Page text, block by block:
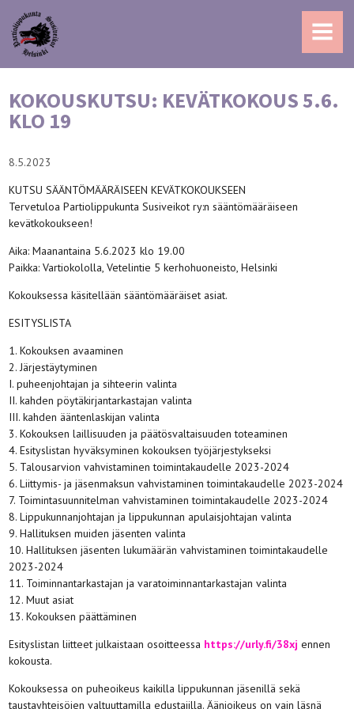
MENU
KOKOUSKUTSU: KEVÄTKOKOUS 5.6.
KLO 19
8.5.2023
KUTSU SÄÄNTÖMÄÄRÄISEEN KEVÄTKOKOUKSEEN
Tervetuloa Partiolippukunta Susiveikot ry:n sääntömääräiseen
kevätkokoukseen!
Aika: Maanantaina 5.6.2023 klo 19.00
Paikka: Vartiokololla, Vetelintie 5 kerhohuoneisto, Helsinki
Kokouksessa käsitellään sääntömääräiset asiat.
ESITYSLISTA
1. Kokouksen avaaminen
2. Järjestäytyminen
I. puheenjohtajan ja sihteerin valinta
II. kahden pöytäkirjantarkastajan valinta
III. kahden ääntenlaskijan valinta
3. Kokouksen laillisuuden ja päätösvaltaisuuden toteaminen
4. Esityslistan hyväksyminen kokouksen työjärjestykseksi
5. Talousarvion vahvistaminen toimintakaudelle 2023-2024
6. Liittymis- ja jäsenmaksun vahvistaminen toimintakaudelle 2023-2024
7. Toimintasuunnitelman vahvistaminen toimintakaudelle 2023-2024
8. Lippukunnanjohtajan ja lippukunnan apulaisjohtajan valinta
9. Hallituksen muiden jäsenten valinta
10. Hallituksen jäsenten lukumäärän vahvistaminen toimintakaudelle
2023-2024
11. Toiminnantarkastajan ja varatoiminnantarkastajan valinta
12. Muut asiat
13. Kokouksen päättäminen
Esityslistan liitteet julkaistaan osoitteessa https://urly.fi/38xj ennen
kokousta.
Kokouksessa on puheoikeus kaikilla lippukunnan jäsenillä sekä
taustayhteisöjen valtuuttamilla edustajilla. Äänioikeus on vain läsnä